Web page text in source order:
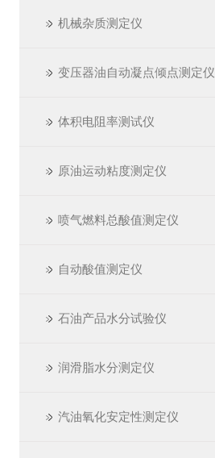
机械杂质测定仪
变压器油自动凝点倾点测定仪
体积电阻率测试仪
原油运动粘度测定仪
喷气燃料总酸值测定仪
自动酸值测定仪
石油产品水分试验仪
润滑脂水分测定仪
汽油氧化安定性测定仪